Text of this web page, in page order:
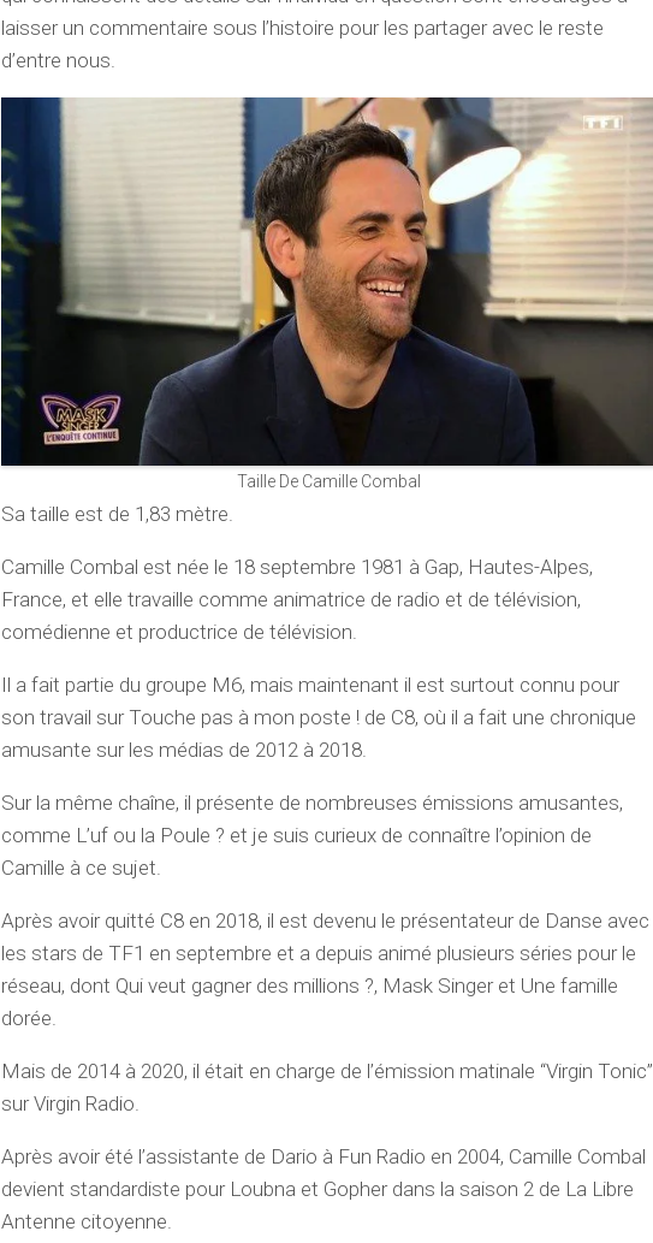
laisser un commentaire sous l’histoire pour les partager avec le reste
d’entre nous.
Taille De Camille Combal
Sa taille est de 1,83 mètre.
Camille Combal est née le 18 septembre 1981 à Gap, Hautes-Alpes,
France, et elle travaille comme animatrice de radio et de télévision,
comédienne et productrice de télévision.
Il a fait partie du groupe M6, mais maintenant il est surtout connu pour
son travail sur Touche pas à mon poste ! de C8, où il a fait une chronique
amusante sur les médias de 2012 à 2018.
Sur la même chaîne, il présente de nombreuses émissions amusantes,
comme L’uf ou la Poule ? et je suis curieux de connaître l’opinion de
Camille à ce sujet.
Après avoir quitté C8 en 2018, il est devenu le présentateur de Danse avec
les stars de TF1 en septembre et a depuis animé plusieurs séries pour le
réseau, dont Qui veut gagner des millions ?, Mask Singer et Une famille
dorée.
Mais de 2014 à 2020, il était en charge de l’émission matinale “Virgin Tonic”
sur Virgin Radio.
Après avoir été l’assistante de Dario à Fun Radio en 2004, Camille Combal
devient standardiste pour Loubna et Gopher dans la saison 2 de La Libre
Antenne citoyenne.